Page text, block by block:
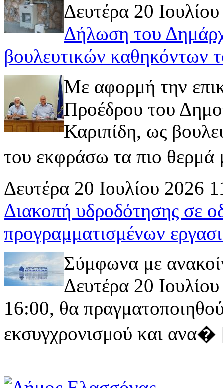
Δευτέρα 20
Δήλωση του
βουλευτικών καθηκόντων
Με αφορμή την
Προέδρου του
Καριπίδη, ως
του εκφράσω τα πιο
Δευτέρα 20 Ιουλίου 2026
Διακοπή υδροδότησης σε
προγραμματισμένων
Σύμφωνα με
Δευτέρα 20
16:00, θα
εκσυγχρονισμού και